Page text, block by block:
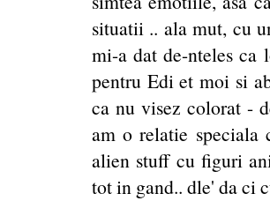
situatii .. ala mut, cu
mi-a dat de-nteles ca
pentru Edi et moi si
ca nu visez colorat -
am o relatie
alien stuff cu figuri
tot in gand.. dle' da ci